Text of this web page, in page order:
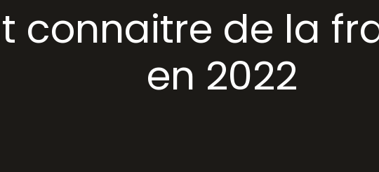
connaitre de la
en 2022